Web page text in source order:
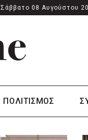
Σάββατο 08 Αυγούστου
ΠΟΛΙΤΙΣΜΟΣ